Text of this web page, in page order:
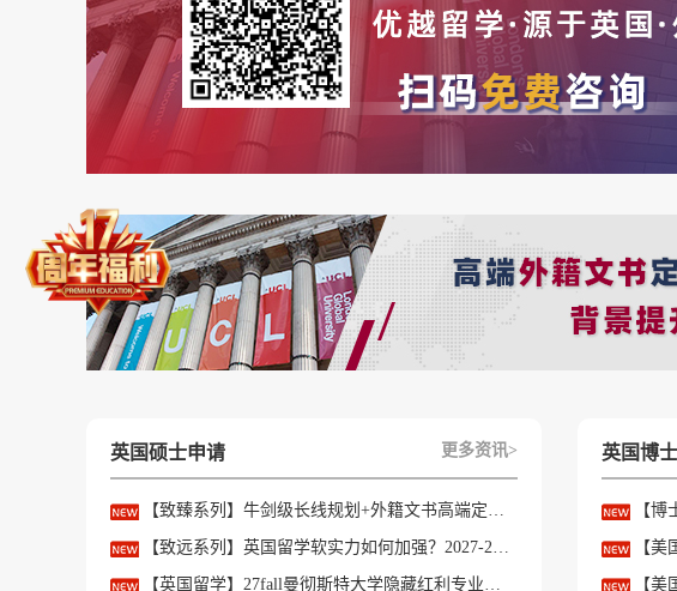
🔴 2026 QS排名 No.6
🔴2025-2026 U.S.News排名 No.5
2025 THE泰晤士排名 No.5
好啦，今天的分享就到这里。如果你想在申请剑桥大学该专业，
以上是【26fall【剑桥大学】offer+1：海本拿下微纳米技术企
榜单】、【名校案例】相关资讯可前往【 优越留学
】首页！世
文书写作、背景提升、方案定制一套搞定！点击
英国硕士申请 更多资讯>
【致臻系列】牛剑级长线规划+外籍文书高端定制，助力冲刺名校硕士offer！
【致远系列】英国留学软实力如何加强？2027-28fall精准定制背景提升！
【英国留学】27fall曼彻斯特大学隐藏红利专业盘点，商科/计算机/社科全覆盖捡漏
英国博